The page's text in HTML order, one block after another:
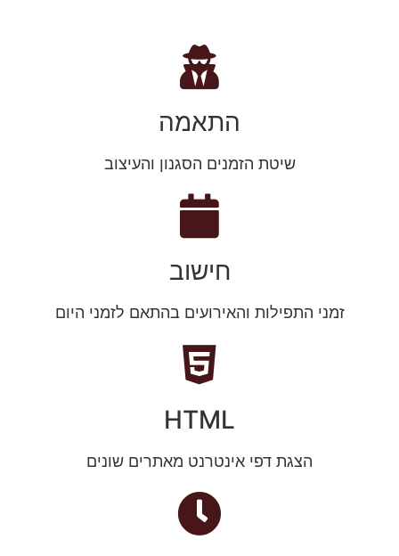
התאמה
שיטת הזמנים הסגנון והעיצוב
חישוב
זמני התפילות והאירועים בהתאם לזמני היום
HTML
הצגת דפי אינטרנט מאתרים שונים